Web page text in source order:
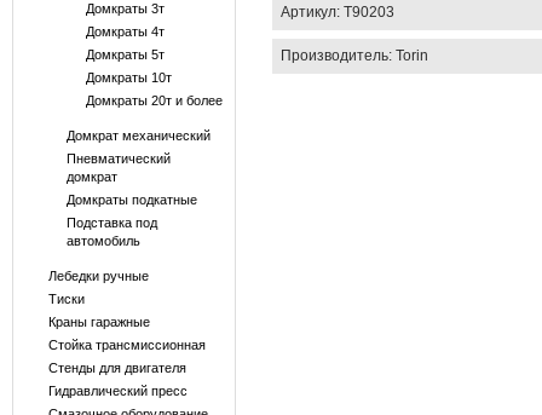
Домкраты 3т
Домкраты 4т
Домкраты 5т
Домкраты 10т
Домкраты 20т и более
Домкрат механический
Пневматический
домкрат
Домкраты подкатные
Подставка под
автомобиль
Лебедки ручные
Тиски
Краны гаражные
Стойка трансмиссионная
Стенды для двигателя
Гидравлический пресс
Артикул: T90203
Производитель: Torin